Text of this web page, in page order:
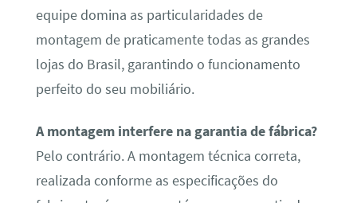
equipe domina as particularidades de
montagem de praticamente todas as grandes
lojas do Brasil, garantindo o funcionamento
perfeito do seu mobiliário.
A montagem interfere na garantia de fábrica?
Pelo contrário. A montagem técnica correta,
realizada conforme as especificações do